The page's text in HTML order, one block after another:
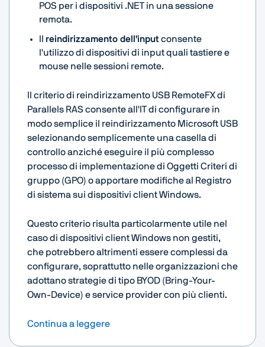
POS per i dispositivi .NET in una sessione
remota.
Il reindirizzamento dell'inputconsente
l'utilizzo di dispositivi di input quali tastiere e
mouse nelle sessioni remote.
Il criterio di reindirizzamento USB RemoteFX di
Parallels RAS consente all'IT di configurare in
modo semplice il reindirizzamento Microsoft USB
selezionando semplicemente una casella di
controllo anziché eseguire il più complesso
processo di implementazione di Oggetti Criteri di
gruppo (GPO) o apportare modifiche al Registro
di sistema sui dispositivi client Windows.
Questo criterio risulta particolarmente utile nel
caso di dispositivi client Windows non gestiti,
che potrebbero altrimenti essere complessi da
configurare, soprattutto nelle organizzazioni che
adottano strategie di tipo BYOD (Bring-Your-
Own-Device) e service provider con più clienti.
Continua a leggere